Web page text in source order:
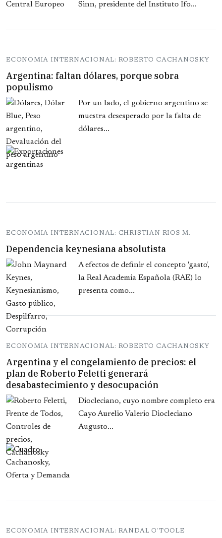
Sinn, presidente del Instituto Ifo...
ECONOMIA INTERNACIONAL: ROBERTO CACHANOSKY
Argentina: faltan dólares, porque sobra
populismo
Por un lado, el gobierno argentino se
muestra desesperado por la falta de
dólares...
ECONOMIA INTERNACIONAL: CHRISTIAN RIOS M.
Dependencia keynesiana absolutista
A efectos de definir el concepto 'gasto',
la Real Academia Española (RAE) lo
presenta como...
ECONOMIA INTERNACIONAL: ROBERTO CACHANOSKY
Argentina y el congelamiento de precios: el
plan de Roberto Feletti generará
desabastecimiento y desocupación
Diocleciano, cuyo nombre completo era
Cayo Aurelio Valerio Diocleciano
Augusto...
ECONOMIA INTERNACIONAL: RANDAL O'TOOLE